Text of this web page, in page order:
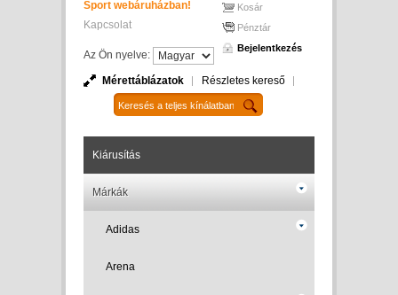
Sport webáruházban!
Kapcsolat
Az Ön nyelve:
Kosár
Pénztár
Bejelentkezés
Mérettáblázatok Részletes kereső
Kiárusítás
Márkák
Adidas
Arena